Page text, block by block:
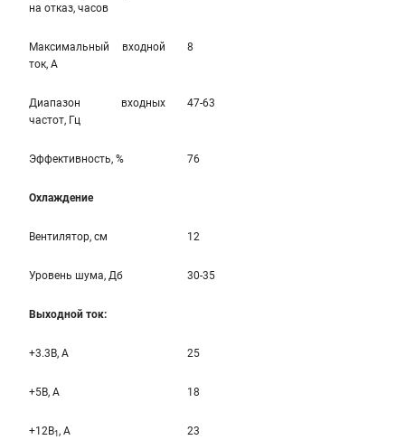
на отказ, часов
Максимальный входной
ток, А
8
Диапазон входных
частот, Гц
47-63
Эффективность, % 76
Охлаждение
Вентилятор, см 12
Уровень шума, Дб 30-35
Выходной ток:
+3.3B, А 25
+5B, А 18
+12B1 , A 23